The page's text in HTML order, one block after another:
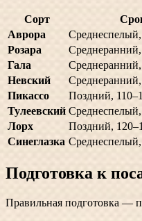
Сорт
Аврора
Розара
Гала
Невский
Пикассо
Поздний,
Тулеевский
Лорх
Поздний,
Синеглазка
Подготовка к
Правильная подготовка —